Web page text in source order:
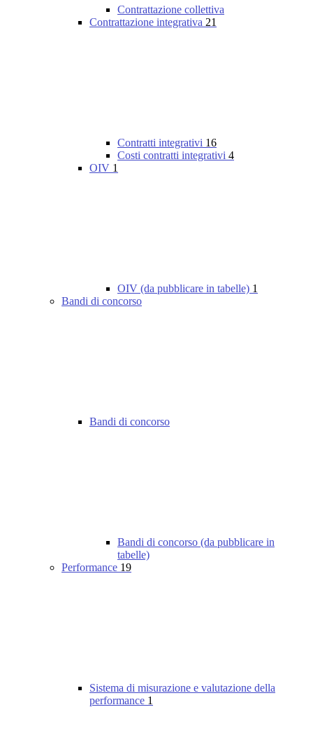
Contrattazione collettiva
Contrattazione integrativa 21
Contratti integrativi 16
Costi contratti integrativi 4
OIV 1
OIV (da pubblicare in tabelle) 1
Bandi di concorso
Bandi di concorso
Bandi di concorso (da pubblicare in
tabelle)
Performance 19
Sistema di misurazione e valutazione della
performance 1